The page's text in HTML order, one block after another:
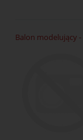
Balon modelujący